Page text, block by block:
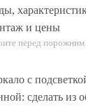
и цены
перед
с
сделать из